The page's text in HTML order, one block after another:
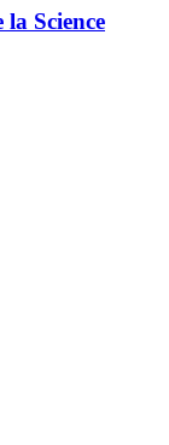
Science